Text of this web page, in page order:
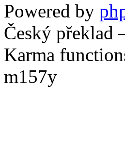
Powered by
Český překlad
Karma
m157y